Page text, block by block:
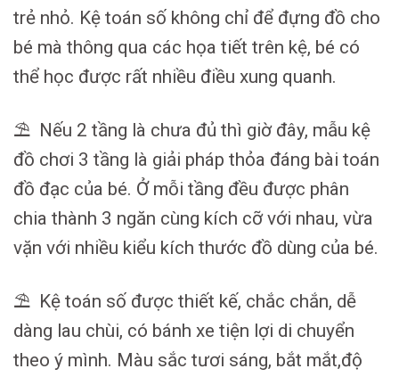
trẻ nhỏ. Kệ toán số không chỉ để đựng đồ cho
bé mà thông qua các họa tiết trên kệ, bé có
thể học được rất nhiều điều xung quanh.
⛱ Nếu 2 tầng là chưa đủ thì giờ đây, mẫu kệ
đồ chơi 3 tầng là giải pháp thỏa đáng bài toán
đồ đạc của bé. Ở mỗi tầng đều được phân
chia thành 3 ngăn cùng kích cỡ với nhau, vừa
vặn với nhiều kiểu kích thước đồ dùng của bé.
⛱ Kệ toán số được thiết kế, chắc chắn, dễ
dàng lau chùi, có bánh xe tiện lợi di chuyển
theo ý mình. Màu sắc tươi sáng, bắt mắt,độ